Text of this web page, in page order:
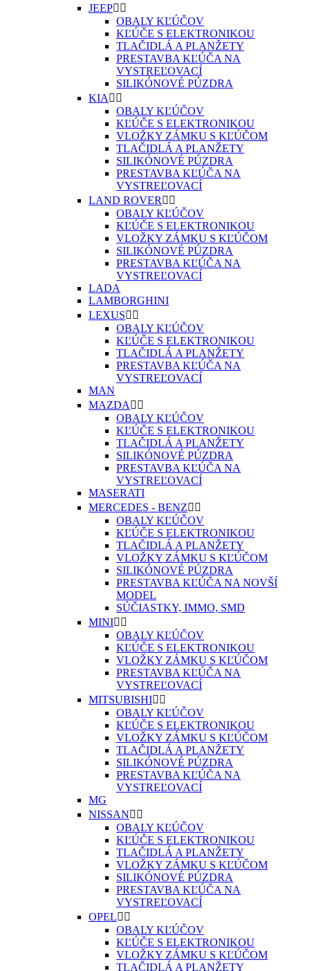
JEEP 
OBALY KĽÚČOV
KĽÚČE S ELEKTRONIKOU
TLAČIDLÁ A PLANŽETY
PRESTAVBA KĽÚČA NA
VYSTREĽOVACÍ
SILIKÓNOVÉ PÚZDRA
KIA  
OBALY KĽÚČOV
KĽÚČE S ELEKTRONIKOU
VLOŽKY ZÁMKU S KĽÚČOM
TLAČIDLÁ A PLANŽETY
SILIKÓNOVÉ PÚZDRA
PRESTAVBA KĽÚČA NA
VYSTREĽOVACÍ
LAND ROVER  
OBALY KĽÚČOV
KĽÚČE S ELEKTRONIKOU
VLOŽKY ZÁMKU S KĽÚČOM
SILIKÓNOVÉ PÚZDRA
PRESTAVBA KĽÚČA NA
VYSTREĽOVACÍ
LADA
LAMBORGHINI
LEXUS 
OBALY KĽÚČOV
KĽÚČE S ELEKTRONIKOU
TLAČIDLÁ A PLANŽETY
PRESTAVBA KĽÚČA NA
VYSTREĽOVACÍ
MAN
MAZDA  
OBALY KĽÚČOV
KĽÚČE S ELEKTRONIKOU
TLAČIDLÁ A PLANŽETY
SILIKÓNOVÉ PÚZDRA
PRESTAVBA KĽÚČA NA
VYSTREĽOVACÍ
MASERATI
MERCEDES - BENZ 
OBALY KĽÚČOV
KĽÚČE S ELEKTRONIKOU
TLAČIDLÁ A PLANŽETY
VLOŽKY ZÁMKU S KĽÚČOM
SILIKÓNOVÉ PÚZDRA
PRESTAVBA KĽÚČA NA NOVŠÍ
MODEL
SÚČIASTKY, IMMO, SMD
MINI 
OBALY KĽÚČOV
KĽÚČE S ELEKTRONIKOU
VLOŽKY ZÁMKU S KĽÚČOM
PRESTAVBA KĽÚČA NA
VYSTREĽOVACÍ
MITSUBISHI 
OBALY KĽÚČOV
KĽÚČE S ELEKTRONIKOU
VLOŽKY ZÁMKU S KĽÚČOM
TLAČIDLÁ A PLANŽETY
SILIKÓNOVÉ PÚZDRA
PRESTAVBA KĽÚČA NA
VYSTREĽOVACÍ
MG
NISSAN 
OBALY KĽÚČOV
KĽÚČE S ELEKTRONIKOU
TLAČIDLÁ A PLANŽETY
VLOŽKY ZÁMKU S KĽÚČOM
SILIKÓNOVÉ PÚZDRA
PRESTAVBA KĽÚČA NA
VYSTREĽOVACÍ
OPEL 
OBALY KĽÚČOV
KĽÚČE S ELEKTRONIKOU
VLOŽKY ZÁMKU S KĽÚČOM
TLAČIDLÁ A PLANŽETY